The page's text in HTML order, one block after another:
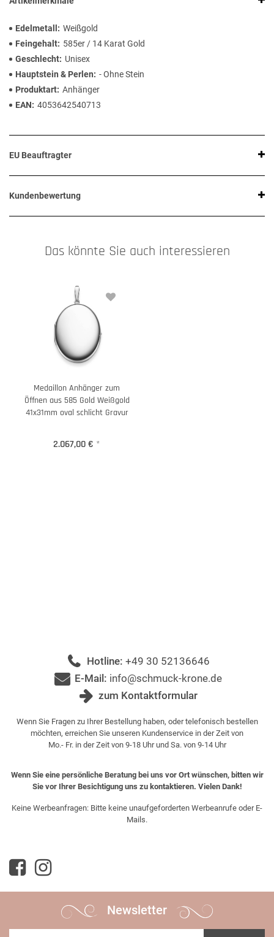
Edelmetall
Weißgold
Feingehalt
585er / 14 Karat Gold
Geschlecht
Unisex
Hauptstein & Perlen
- Ohne Stein
Produktart Anhänger
EAN
4053642540713
EU Beauftragter
Kundenbewertung
Das könnte Sie auch interessieren
Medaillon Anhänger zum
Öffnen aus 585 Gold Weißgold
41x31mm oval schlicht Gravur
2.067,00 € *
Hotline: +49 30 52136646
E-Mail: info@schmuck-krone.de
zum Kontaktformular
Wenn Sie Fragen zu Ihrer Bestellung haben, oder telefonisch bestellen
möchten, erreichen Sie unseren Kundenservice in der Zeit von
Mo.- Fr. in der Zeit von 9-18 Uhr und Sa. von 9-14 Uhr
Wenn Sie eine persönliche Beratung bei uns vor Ort wünschen, bitten wir
Sie vor Ihrer Besichtigung uns zu kontaktieren. Vielen Dank!
Keine Werbeanfragen: Bitte keine unaufgeforderten Werbeanrufe oder E-
Mails.
Newsletter